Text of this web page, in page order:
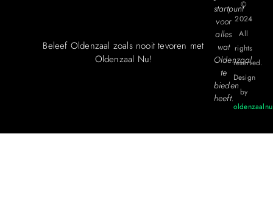
Beleef Oldenzaal zoals nooit tevoren met
Oldenzaal Nu!
startpunt
voor
alles
wat
Oldenzaal
te
bieden
heeft.
©
2024
All
rights
reserved.
Design
by